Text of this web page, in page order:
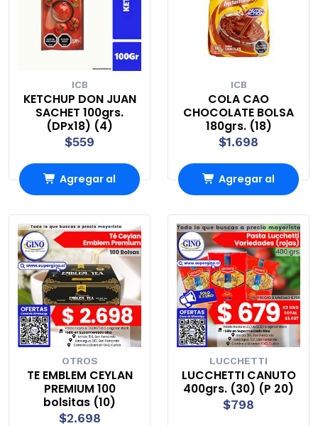
ICB
KETCHUP DON JUAN
SACHET 100grs.
(DPx18) (4)
$559
Agregar al
ICB
COLA CAO
CHOCOLATE BOLSA
180grs. (18)
$1.698
Agregar al
OTROS
TE EMBLEM CEYLAN
PREMIUM 100
bolsitas (10)
$2.698
LUCCHETTI
LUCCHETTI CANUTO
400grs. (30) (P 20)
$798